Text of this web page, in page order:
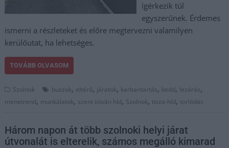
ígérkezik túl
egyszerűnek. Érdemes
ismerni a részleteket és előre megtervezni valamilyen
kerülőutat, ha lehetséges.
TOVÁBB OLVASOM
Szolnok buszok, eltérő, járatok, karbantartás, kedd, lezárás,
menetrend, munkálatok, szent istván híd, Szolnok, tisza-híd, torlódás
Három napon át több szolnoki helyi járat
útvonalát is elterelik, számos megálló kimarad